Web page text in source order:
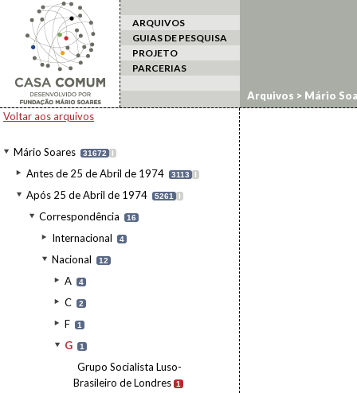
ARQUIVOS
GUIAS DE PESQUISA
PROJETO
PARCERIAS
Voltar aos arquivos
Mário Soares 31672 I
Antes de 25 de Abril de 1974 3113 I
Após 25 de Abril de 1974 5261 I
Correspondência 16
Internacional 4
Nacional 12
A 4
C 2
F 1
G 1
Grupo Socialista Luso-
Brasileiro de Londres 1
Arquivos > Mário